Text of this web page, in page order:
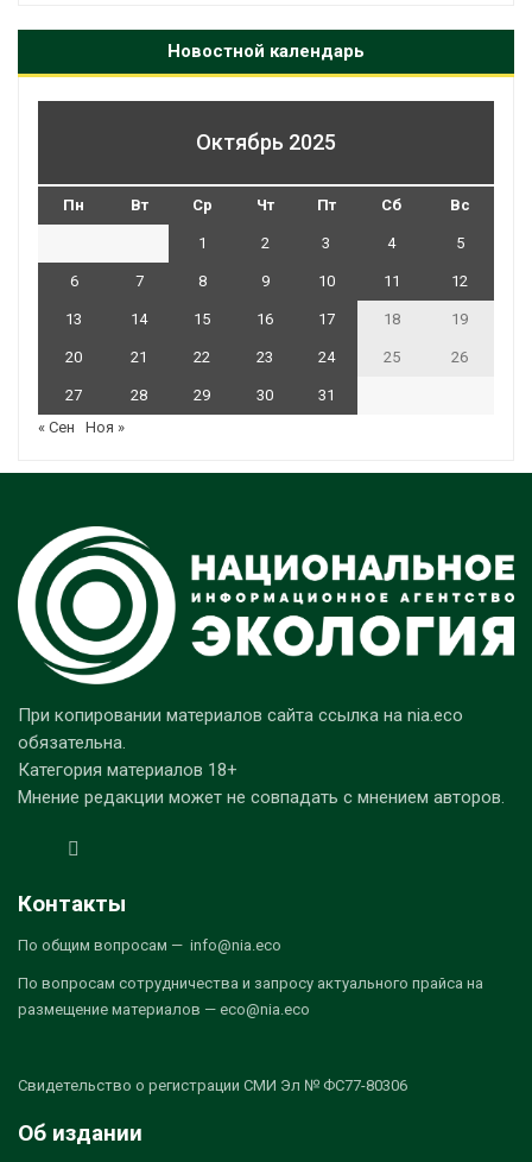
Новостной календарь
Октябрь 2025
Пн Вт Ср Чт Пт Сб Вс
1 2 3 4 5
6 7 8 9 10 11 12
13 14 15 16 17 18 19
20 21 22 23 24 25 26
27 28 29 30
31
« Сен
Ноя »
При копировании материалов сайта ссылка на nia.eco
обязательна.
Категория материалов 18+
Мнение редакции может не совпадать с мнением авторов.
Контакты
По общим вопросам — info@nia.eco
По вопросам сотрудничества и запросу актуального прайса на
размещение материалов — eco@nia.eco
Свидетельство о регистрации СМИ Эл № ФС77-80306
Об издании